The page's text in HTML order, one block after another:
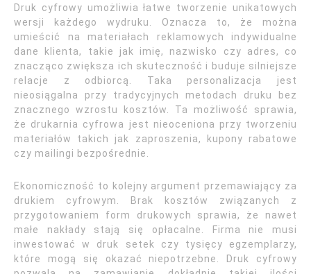
Druk cyfrowy umożliwia łatwe tworzenie unikatowych
wersji każdego wydruku. Oznacza to, że można
umieścić na materiałach reklamowych indywidualne
dane klienta, takie jak imię, nazwisko czy adres, co
znacząco zwiększa ich skuteczność i buduje silniejsze
relacje z odbiorcą. Taka personalizacja jest
nieosiągalna przy tradycyjnych metodach druku bez
znacznego wzrostu kosztów. Ta możliwość sprawia,
że drukarnia cyfrowa jest nieoceniona przy tworzeniu
materiałów takich jak zaproszenia, kupony rabatowe
czy mailingi bezpośrednie.
Ekonomiczność to kolejny argument przemawiający za
drukiem cyfrowym. Brak kosztów związanych z
przygotowaniem form drukowych sprawia, że nawet
małe nakłady stają się opłacalne. Firma nie musi
inwestować w druk setek czy tysięcy egzemplarzy,
które mogą się okazać niepotrzebne. Druk cyfrowy